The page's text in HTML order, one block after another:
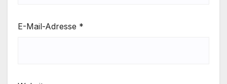
E-Mail-Adresse *